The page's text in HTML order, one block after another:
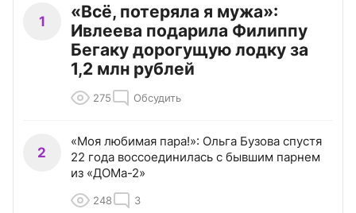
1
«Всё, потеряла я мужа»:
Ивлеева подарила Филиппу
Бегаку дорогущую лодку за
1,2 млн рублей
275 Обсудить
2
«Моя любимая пара!»: Ольга Бузова спустя
22 года воссоединилась с бывшим парнем
из «ДОМа-2»
248 3